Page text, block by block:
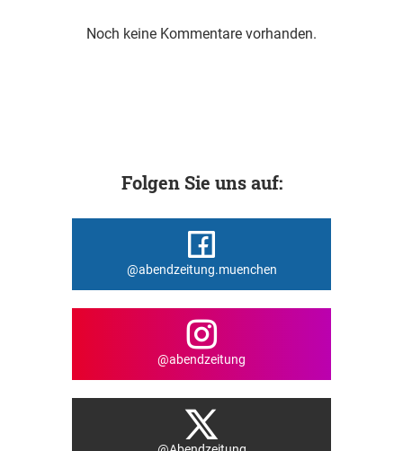
Noch keine Kommentare vorhanden.
Folgen Sie uns auf:
@abendzeitung.muenchen
@abendzeitung